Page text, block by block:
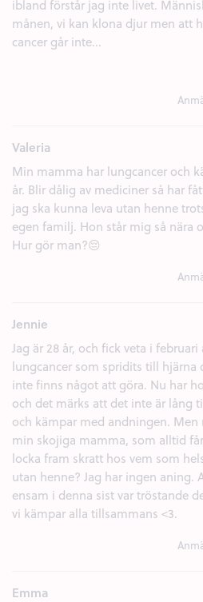
ibland förstår jag inte livet.
månen, vi kan klona djur men att
cancer går inte...
Valeria
Min mamma har lungcancer och
år. Blir dålig av mediciner så har
jag ska kunna leva utan henne
egen familj. Hon står mig så nära
Hur gör man?😔
Jennie
Jag är 28 år, och fick veta i
lungcancer som spridits till hjärna
inte finns något att göra. Nu har
och det märks att det inte är lång
och kämpar med andningen. Men
min skojiga mamma, som alltid
locka fram skratt hos vem som
utan henne? Jag har ingen aning.
ensam i denna sist var tröstande
vi kämpar alla tillsammans <3.
Emma